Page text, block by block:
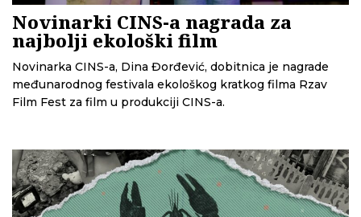
Novinarki CINS-a nagrada za
najbolji ekološki film
Novinarka CINS-a, Dina Đorđević, dobitnica je nagrade
međunarodnog festivala ekološkog kratkog filma Rzav
Film Fest za film u produkciji CINS-a.